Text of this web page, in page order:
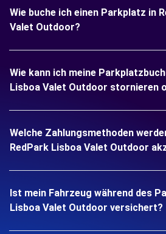
Wie buche ich einen Parkplatz in
Valet Outdoor?
Wie kann ich meine
Lisboa Valet Outdoor stornieren
Welche Zahlungsmethoden
RedPark Lisboa Valet Outdoor
Ist mein Fahrzeug während des
Lisboa Valet Outdoor versichert?